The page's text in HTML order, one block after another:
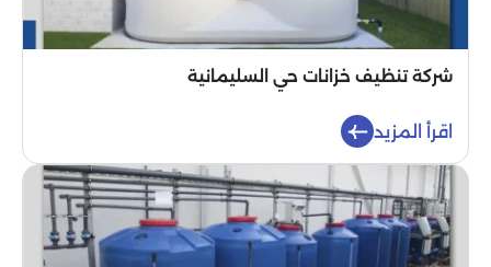
شركة تنظيف خزانات حي السليمانية
اقرأ المزيد